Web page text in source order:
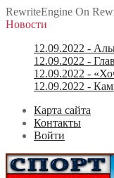
RewriteEngine On
Новости
12.09.2022 -
12.09.2022 -
12.09.2022 -
12.09.2022 -
Карта сайта
Контакты
Войти